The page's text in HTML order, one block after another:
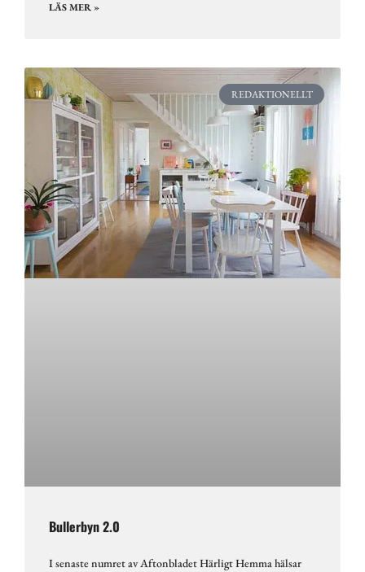
LÄS MER »
REDAKTIONELLT
Bullerbyn 2.0
I senaste numret av Aftonbladet Härligt Hemma hälsar